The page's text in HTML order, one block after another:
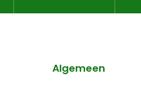
Algemeen